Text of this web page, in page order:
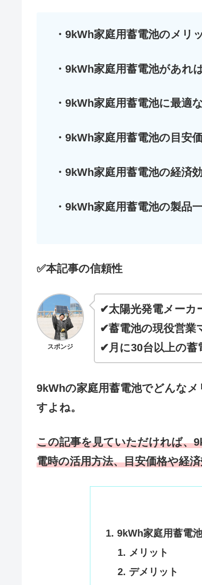
・9kWh家庭用蓄電池のメリ
・9kWh家庭用蓄電池があれ
・9kWh家庭用蓄電池に最適
・9kWh家庭用蓄電池の目安
・9kWh家庭用蓄電池の経済
・9kWh家庭用蓄電池の製品
✅本記事の信頼性
スポンジ
✔太陽光発電メーカ
✔蓄電池の現役営業
✔月に30台以上の蓄
9kWhの家庭用蓄電池でどんな
すよね。
この記事を見ていただければ、
電時の活用方法、目安価格や経
9kWh家庭用蓄電
メリット
デメリット